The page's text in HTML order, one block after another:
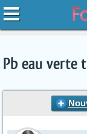
Pb eau verte